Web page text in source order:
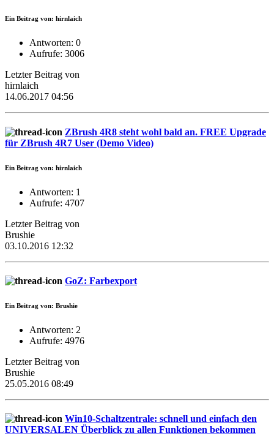
Ein Beitrag von: hirnlaich
Antworten: 0
Aufrufe: 3006
Letzter Beitrag von
hirnlaich
14.06.2017 04:56
ZBrush 4R8 steht wohl bald an. FREE Upgrade
für ZBrush 4R7 User (Demo Video)
Ein Beitrag von: hirnlaich
Antworten: 1
Aufrufe: 4707
Letzter Beitrag von
Brushie
03.10.2016 12:32
GoZ: Farbexport
Ein Beitrag von: Brushie
Antworten: 2
Aufrufe: 4976
Letzter Beitrag von
Brushie
25.05.2016 08:49
Win10-Schaltzentrale: schnell und einfach den
UNIVERSALEN Überblick zu allen Funktionen bekommen